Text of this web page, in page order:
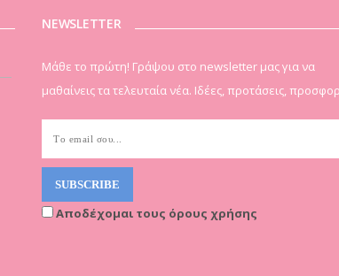
NEWSLETTER
Μάθε το πρώτη! Γράψου στο newsletter μας για να
μαθαίνεις τα τελευταία νέα. Ιδέες, προτάσεις,
Αποδέχομαι τους όρους χρήσης